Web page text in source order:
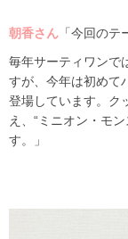
朝香さん 「今回のテ
毎年サーティワンで
すが、今年は初めて
登場しています。ク
え、“ミニオン・モ
す。」